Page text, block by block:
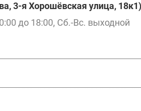
3-я Хорошёвская улица, 18к1)
до 18:00, Сб.-Вс. выходной